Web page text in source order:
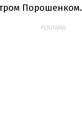
Порошенком.
РЕКЛАМА: